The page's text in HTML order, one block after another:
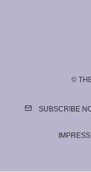
©
SUBSCRIBE